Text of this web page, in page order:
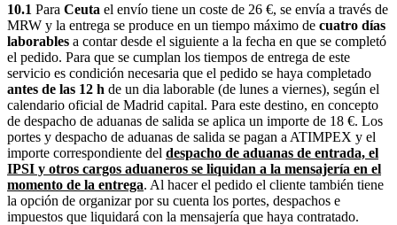
10.1 Para Ceuta el envío tiene un coste de 26 €, se envía a través de
MRW y la entrega se produce en un tiempo máximo de cuatro días
laborables a contar desde el siguiente a la fecha en que se completó
el pedido. Para que se cumplan los tiempos de entrega de este
servicio es condición necesaria que el pedido se haya completado
antes de las 12 h de un dia laborable (de lunes a viernes), según el
calendario oficial de Madrid capital. Para este destino, en concepto
de despacho de aduanas de salida se aplica un importe de 18 €. Los
portes y despacho de aduanas de salida se pagan a ATIMPEX y el
importe correspondiente del despacho de aduanas de entrada, el
IPSI y otros cargos aduaneros se liquidan a la mensajería en el
momento de la entrega. Al hacer el pedido el cliente también tiene
la opción de organizar por su cuenta los portes, despachos e
impuestos que liquidará con la mensajería que haya contratado.